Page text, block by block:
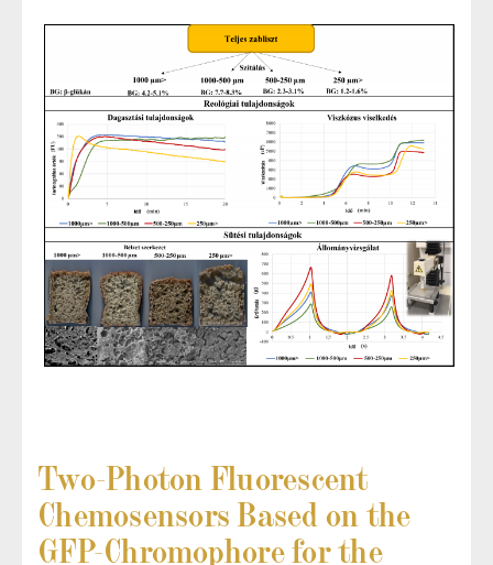
Two-Photon Fluorescent
Chemosensors Based on the
GFP-Chromophore for the